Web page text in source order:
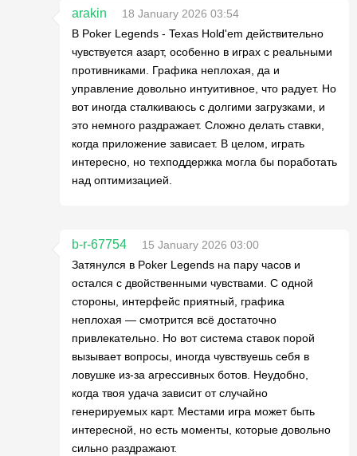
arakin
18 January 2026 03:54
В Poker Legends - Texas Hold'em действительно
чувствуется азарт, особенно в играх с реальными
противниками. Графика неплохая, да и
управление довольно интуитивное, что радует. Но
вот иногда сталкиваюсь с долгими загрузками, и
это немного раздражает. Сложно делать ставки,
когда приложение зависает. В целом, играть
интересно, но техподдержка могла бы поработать
над оптимизацией.
b-r-67754
15 January 2026 03:00
Затянулся в Poker Legends на пару часов и
остался с двойственными чувствами. С одной
стороны, интерфейс приятный, графика
неплохая — смотрится всё достаточно
привлекательно. Но вот система ставок порой
вызывает вопросы, иногда чувствуешь себя в
ловушке из-за агрессивных ботов. Неудобно,
когда твоя удача зависит от случайно
генерируемых карт. Местами игра может быть
интересной, но есть моменты, которые довольно
сильно раздражают.